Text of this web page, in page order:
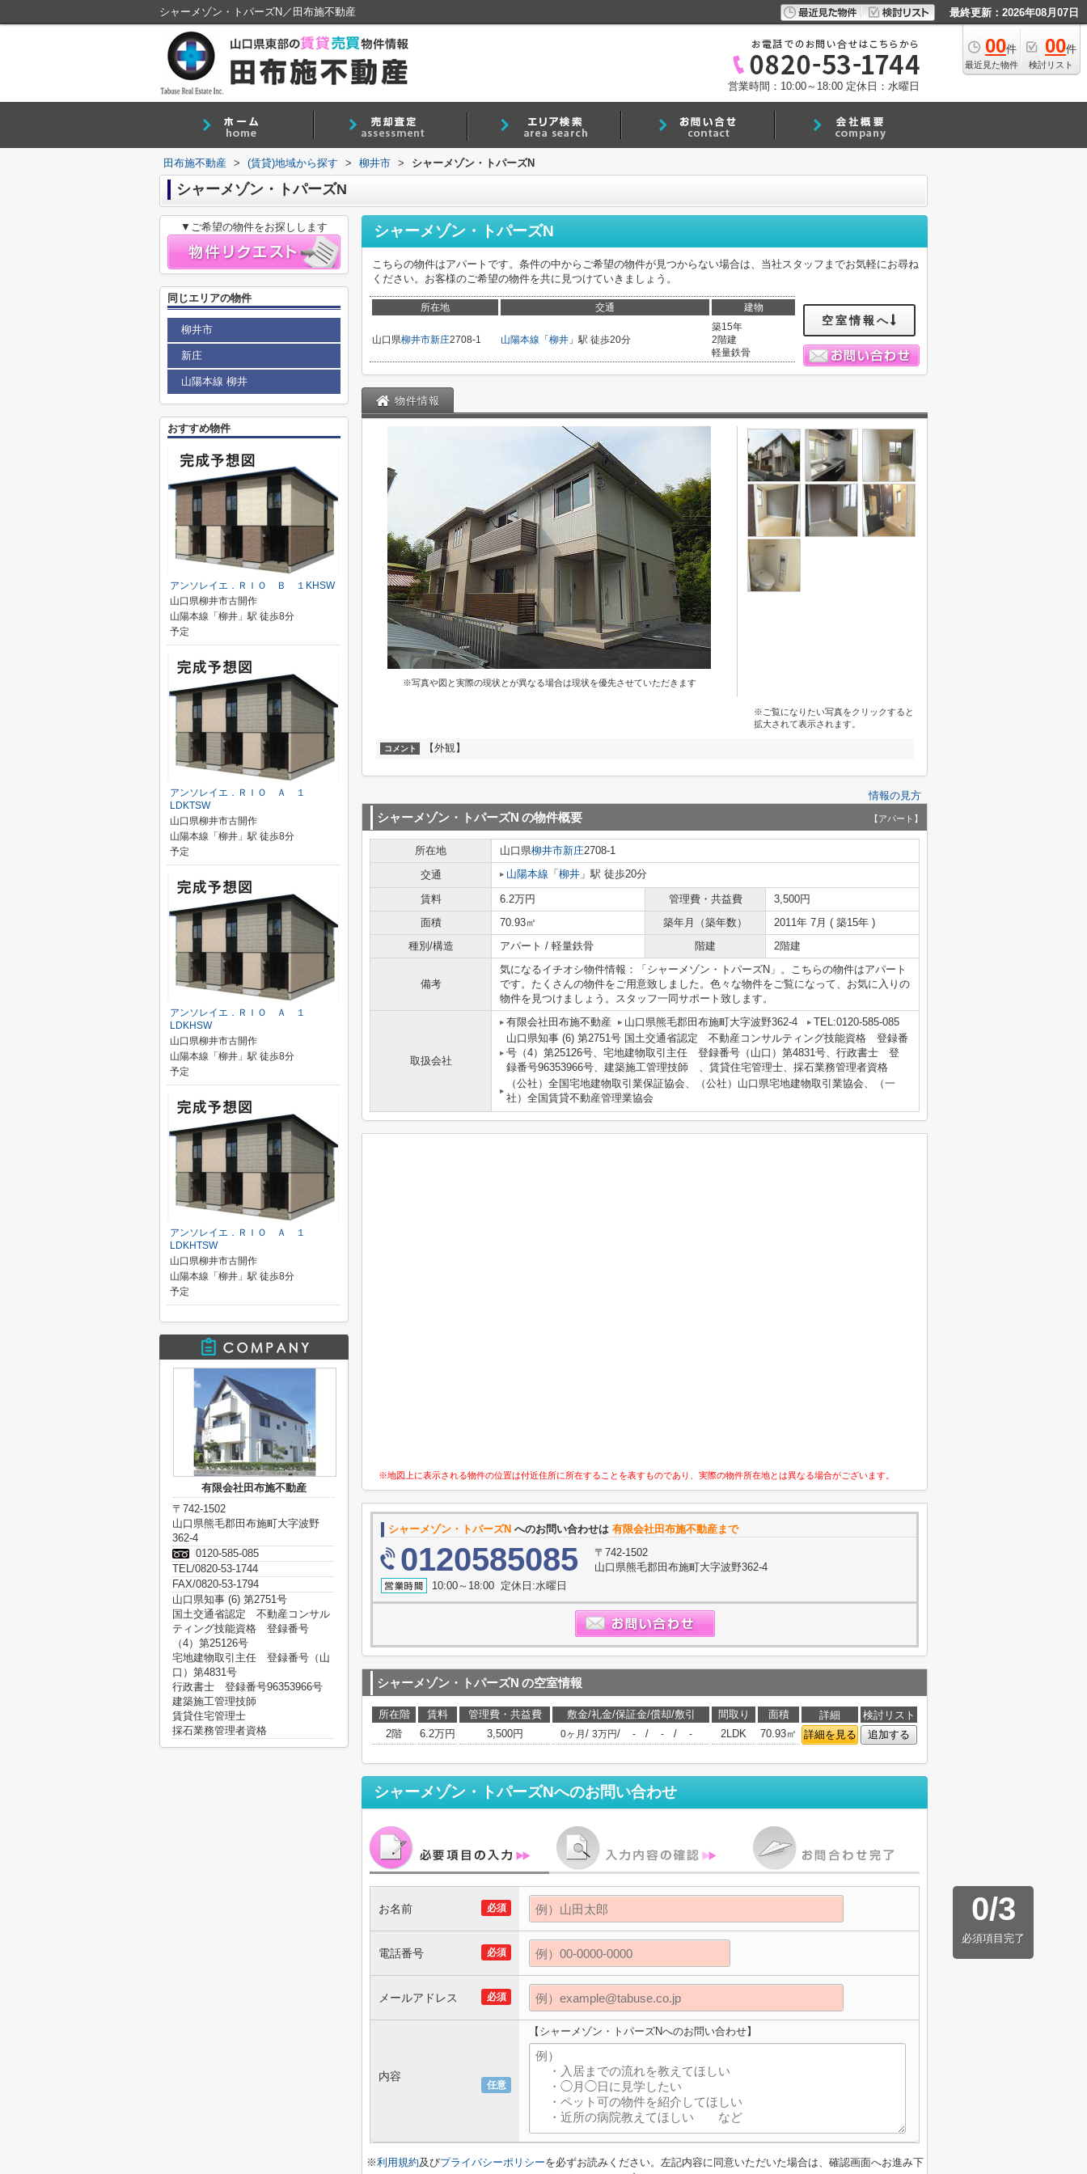
シャーメゾン・トパーズN／田布施不動産 最終更新：2026年08月07日
00件
最近見た物件
00件
検討リスト
営業時間：10:00～18:00 定休日：水曜日
田布施不動産 > (賃貸)地域から探す > 柳井市 > シャーメゾン・トパーズN
シャーメゾン・トパーズN
シャーメゾン・トパーズN
こちらの物件はアパートです。条件の中からご希望の物件が見つからない場合は、当社スタッフまでお気軽にお尋ね
ください。お客様のご希望の物件を共に見つけていきましょう。
所在地 交通 建物
山口県柳井市新庄2708-1 山陽本線 「 柳井 」駅 徒歩20分
築15年
2階建
軽量鉄骨
空室情報へ
物件情報
※写真や図と実際の現状とが異なる場合は現状を優先させていただきます
※ご覧になりたい写真をクリックすると
拡大されて表示されます。
コメント 【外観】
情報の見方
シャーメゾン・トパーズN の物件概要 【アパート】
所在地 山口県柳井市新庄2708-1
交通
山陽本線 「 柳井 」駅 徒歩20分
賃料 6.2万円 管理費・共益費
3,500円
面積
70.93㎡ 築年月（築年数）
2011年 7月 ( 築15年 )
種別/構造
アパート / 軽量鉄骨 階建 2階建
備考
気になるイチオシ物件情報：「シャーメゾン・トパーズN」。こちらの物件はアパート
です。たくさんの物件をご用意致しました。色々な物件をご覧になって、お気に入りの
物件を見つけましょう。スタッフ一同サポート致します。
取扱会社
有限会社田布施不動産 山口県熊毛郡田布施町大字波野362-4
TEL:0120-585-085
山口県知事 (6) 第2751号 国土交通省認定 不動産コンサルティング技能資格 登録番
号（4）第25126号、宅地建物取引主任 登録番号（山口）第4831号、行政書士 登
録番号96353966号、建築施工管理技師 、賃貸住宅管理士、採石業務管理者資格
（公社）全国宅地建物取引業保証協会、（公社）山口県宅地建物取引業協会、（一
社）全国賃貸不動産管理業協会
※地図上に表示される物件の位置は付近住所に所在することを表すものであり、実際の物件所在地とは異なる場合がございます。
シャーメゾン・トパーズN へのお問い合わせは 有限会社田布施不動産まで
0120585085
〒742-1502
山口県熊毛郡田布施町大字波野362-4
10:00～18:00 定休日:水曜日
シャーメゾン・トパーズN の空室情報
所在階 賃料 管理費・共益費 敷金/礼金/保証金/償却/敷引 間取り 面積 詳細
検討リスト
2階
6.2万円 3,500円 0ヶ月 / 3万円/ - / - / - 2LDK 70.93㎡ 詳細を見る 追加する
シャーメゾン・トパーズNへのお問い合わせ
0/3
必須項目完了
必須
お名前
必須
電話番号
必須
メールアドレス
任意
内容
【シャーメゾン・トパーズNへのお問い合わせ】
※利用規約及びプライバシーポリシーを必ずお読みください。左記内容に同意いただいた場合は、確認画面へお進み下
▼ご希望の物件をお探しします
同じエリアの物件
柳井市
新庄
山陽本線 柳井
おすすめ物件
アンソレイエ．ＲＩＯ Ｂ １KHSW
山口県柳井市古開作
山陽本線「柳井」駅 徒歩8分
予定
アンソレイエ．ＲＩＯ Ａ １
LDKTSW
山口県柳井市古開作
山陽本線「柳井」駅 徒歩8分
予定
アンソレイエ．ＲＩＯ Ａ １
LDKHSW
山口県柳井市古開作
山陽本線「柳井」駅 徒歩8分
予定
アンソレイエ．ＲＩＯ Ａ １
LDKHTSW
山口県柳井市古開作
山陽本線「柳井」駅 徒歩8分
予定
有限会社田布施不動産
〒742-1502
山口県熊毛郡田布施町大字波野
362-4
0120-585-085
TEL/0820-53-1744
FAX/0820-53-1794
山口県知事 (6) 第2751号
国土交通省認定 不動産コンサル
ティング技能資格 登録番号
（4）第25126号
宅地建物取引主任 登録番号（山
口）第4831号
行政書士 登録番号96353966号
建築施工管理技師
賃貸住宅管理士
採石業務管理者資格